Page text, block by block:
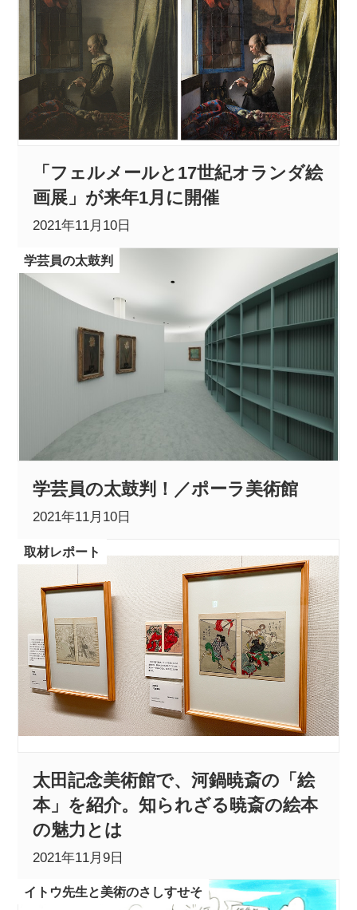
「フェルメールと17世紀オランダ絵
画展」が来年1月に開催
2021年11月10日
学芸員の太鼓判
学芸員の太鼓判！／ポーラ美術館
2021年11月10日
取材レポート
太田記念美術館で、河鍋暁斎の「絵
本」を紹介。知られざる暁斎の絵本
の魅力とは
2021年11月9日
イトウ先生と美術のさしすせそ